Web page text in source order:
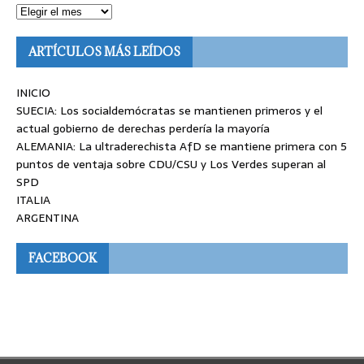
ARTÍCULOS MÁS LEÍDOS
INICIO
SUECIA: Los socialdemócratas se mantienen primeros y el
actual gobierno de derechas perdería la mayoría
ALEMANIA: La ultraderechista AfD se mantiene primera con 5
puntos de ventaja sobre CDU/CSU y Los Verdes superan al
SPD
ITALIA
ARGENTINA
FACEBOOK